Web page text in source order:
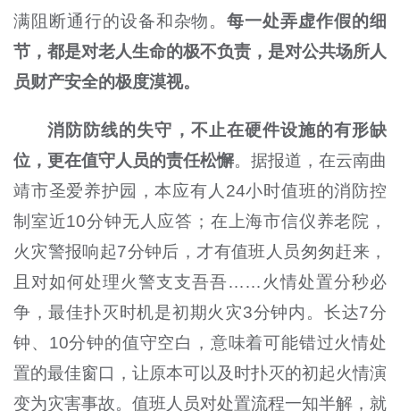
满阻断通行的设备和杂物。每一处弄虚作假的细
节，都是对老人生命的极不负责，是对公共场所人
员财产安全的极度漠视。
消防防线的失守，不止在硬件设施的有形缺
位，更在值守人员的责任松懈。据报道，在云南曲
靖市圣爱养护园，本应有人24小时值班的消防控
制室近10分钟无人应答；在上海市信仪养老院，
火灾警报响起7分钟后，才有值班人员匆匆赶来，
且对如何处理火警支支吾吾……火情处置分秒必
争，最佳扑灭时机是初期火灾3分钟内。长达7分
钟、10分钟的值守空白，意味着可能错过火情处
置的最佳窗口，让原本可以及时扑灭的初起火情演
变为灾害事故。值班人员对处置流程一知半解，就